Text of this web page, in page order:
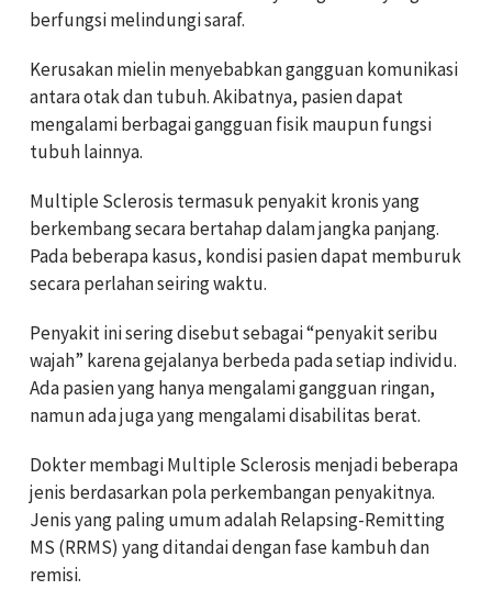
berfungsi melindungi saraf.
Kerusakan mielin menyebabkan gangguan komunikasi
antara otak dan tubuh. Akibatnya, pasien dapat
mengalami berbagai gangguan fisik maupun fungsi
tubuh lainnya.
Multiple Sclerosis termasuk penyakit kronis yang
berkembang secara bertahap dalam jangka panjang.
Pada beberapa kasus, kondisi pasien dapat memburuk
secara perlahan seiring waktu.
Penyakit ini sering disebut sebagai “penyakit seribu
wajah” karena gejalanya berbeda pada setiap individu.
Ada pasien yang hanya mengalami gangguan ringan,
namun ada juga yang mengalami disabilitas berat.
Dokter membagi Multiple Sclerosis menjadi beberapa
jenis berdasarkan pola perkembangan penyakitnya.
Jenis yang paling umum adalah Relapsing-Remitting
MS (RRMS) yang ditandai dengan fase kambuh dan
remisi.